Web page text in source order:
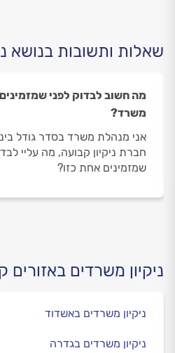
שאלות ותשובות בנושא
מה חשוב לבדוק לפני שמזמינים
משרד?
אני מנהלת משרד בסדר גודל
חברת ניקיון קבועה, מה עליי
שמזמינים אחת כזו?
ניקיון משרדים באזורים
ניקיון משרדים באשדוד
ניקיון משרדים בגדרה